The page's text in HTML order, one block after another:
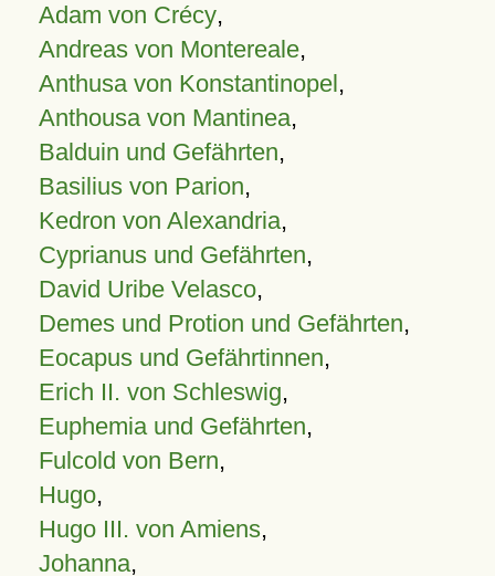
Adam von Crécy,
Andreas von Montereale,
Anthusa von Konstantinopel,
Anthousa von Mantinea,
Balduin und Gefährten,
Basilius von Parion,
Kedron von Alexandria,
Cyprianus und Gefährten,
David Uribe Velasco,
Demes und Protion und Gefährten,
Eocapus und Gefährtinnen,
Erich II. von Schleswig,
Euphemia und Gefährten,
Fulcold von Bern,
Hugo,
Hugo III. von Amiens,
Johanna,